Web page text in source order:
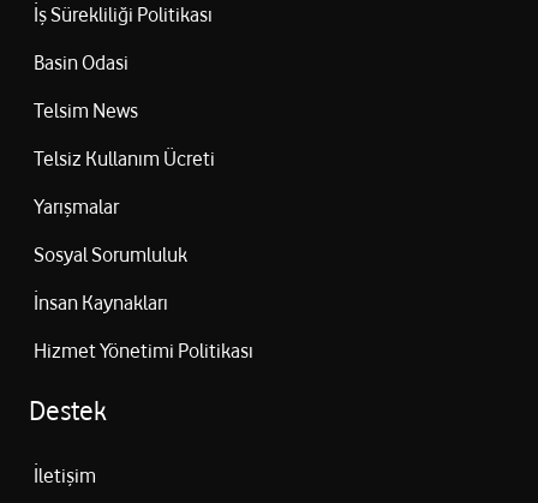
İş Sürekliliği Politikası
Basin Odasi
Telsim News
Telsiz Kullanım Ücreti
Yarışmalar
Sosyal Sorumluluk
İnsan Kaynakları
Hizmet Yönetimi Politikası
Destek
İletişim